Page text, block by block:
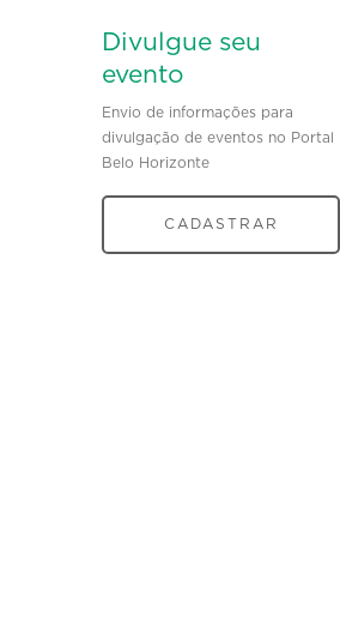
Divulgue seu
evento
Envio de informações para
divulgação de eventos no Portal
Belo Horizonte
CADASTRAR